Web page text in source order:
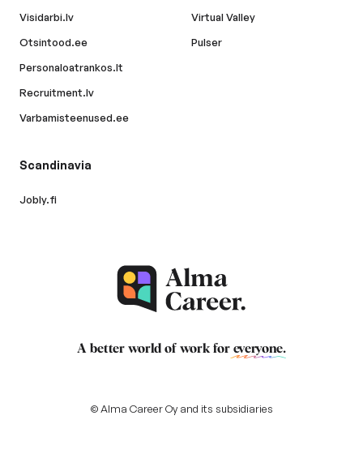
Visidarbi.lv
Otsintood.ee
Personaloatrankos.lt
Recruitment.lv
Varbamisteenused.ee
Virtual Valley
Pulser
Scandinavia
Jobly.fi
A better world of work for everyone.
© Alma Career Oy and its subsidiaries